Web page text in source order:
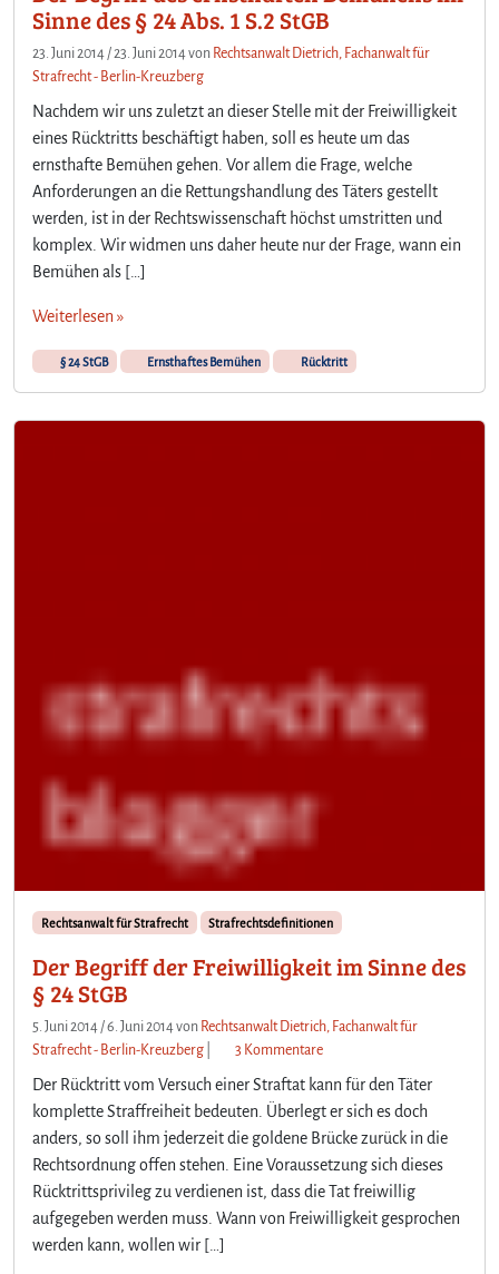
Sinne des § 24 Abs. 1 S.2 StGB
23. Juni 2014 /23. Juni 2014von Rechtsanwalt Dietrich, Fachanwalt für
Strafrecht - Berlin-Kreuzberg
Nachdem wir uns zuletzt an dieser Stelle mit der Freiwilligkeit
eines Rücktritts beschäftigt haben, soll es heute um das
ernsthafte Bemühen gehen. Vor allem die Frage, welche
Anforderungen an die Rettungshandlung des Täters gestellt
werden, ist in der Rechtswissenschaft höchst umstritten und
komplex. Wir widmen uns daher heute nur der Frage, wann ein
Bemühen als […]
Weiterlesen »
§ 24 StGB Ernsthaftes Bemühen Rücktritt
Rechtsanwalt für Strafrecht Strafrechtsdefinitionen
Der Begriff der Freiwilligkeit im Sinne des
§ 24 StGB
5. Juni 2014 /6. Juni 2014von Rechtsanwalt Dietrich, Fachanwalt für
Strafrecht - Berlin-Kreuzberg
3 Kommentarez
D
e
r
B
e
g
Der Rücktritt vom Versuch einer Straftat kann für den Täter
komplette Straffreiheit bedeuten. Überlegt er sich es doch
anders, so soll ihm jederzeit die goldene Brücke zurück in die
Rechtsordnung offen stehen. Eine Voraussetzung sich dieses
Rücktrittsprivileg zu verdienen ist, dass die Tat freiwillig
aufgegeben werden muss. Wann von Freiwilligkeit gesprochen
werden kann, wollen wir […]